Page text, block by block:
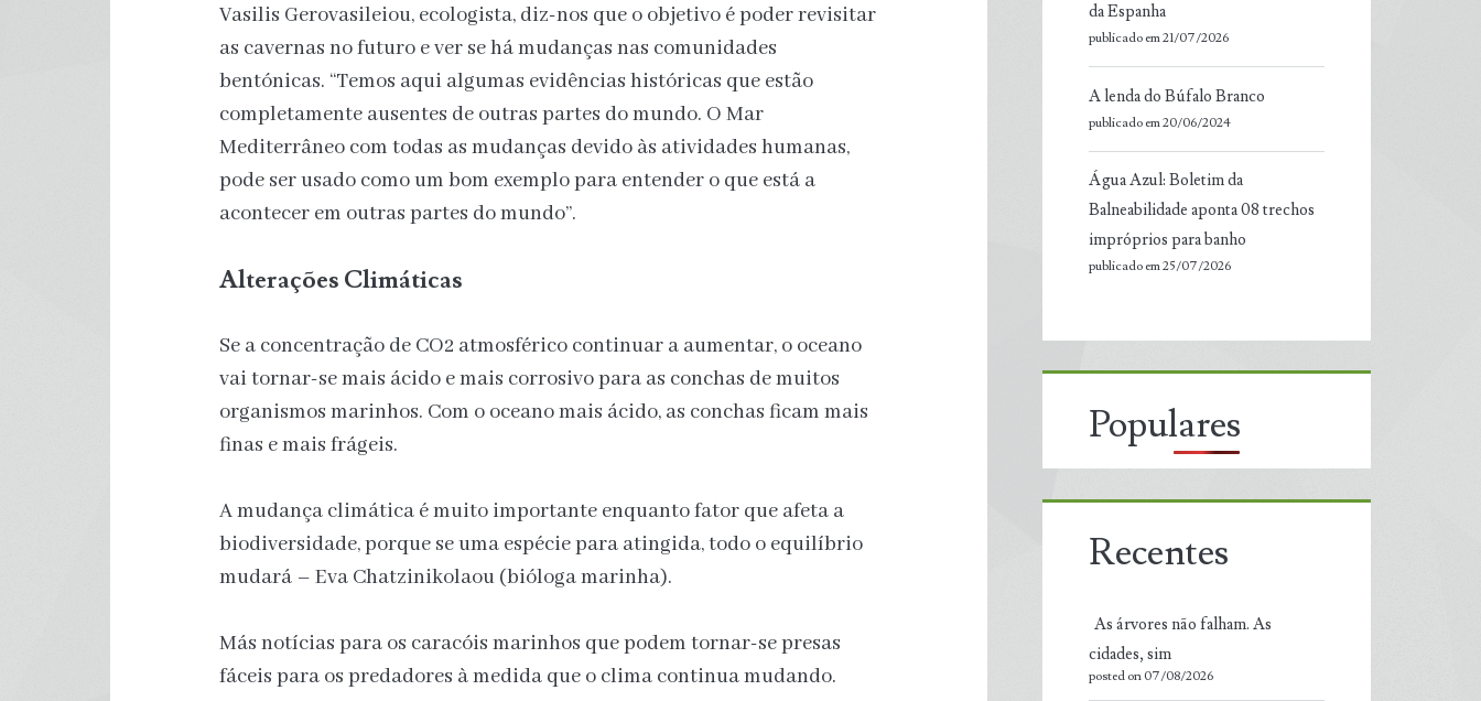
Vasilis Gerovasileiou, ecologista, diz-nos que o objetivo é poder revisitar
as cavernas no futuro e ver se há mudanças nas comunidades
bentónicas. “Temos aqui algumas evidências históricas que estão
completamente ausentes de outras partes do mundo. O Mar
Mediterrâneo com todas as mudanças devido às atividades humanas,
pode ser usado como um bom exemplo para entender o que está a
acontecer em outras partes do mundo”.
Alterações Climáticas
Se a concentração de CO2 atmosférico continuar a aumentar, o oceano
vai tornar-se mais ácido e mais corrosivo para as conchas de muitos
organismos marinhos. Com o oceano mais ácido, as conchas ficam mais
finas e mais frágeis.
A mudança climática é muito importante enquanto fator que afeta a
biodiversidade, porque se uma espécie para atingida, todo o equilíbrio
mudará – Eva Chatzinikolaou (bióloga marinha).
Más notícias para os caracóis marinhos que podem tornar-se presas
fáceis para os predadores à medida que o clima continua mudando.
da Espanha
publicado em 21/07/2026
A lenda do Búfalo Branco
publicado em 20/06/2024
Água Azul: Boletim da
Balneabilidade aponta 08 trechos
impróprios para banho
publicado em 25/07/2026
Populares
Recentes
As árvores não falham. As
cidades, sim
posted on 07/08/2026